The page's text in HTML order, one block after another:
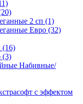
2 сп (1)
Евро (32)
(16)
(3)
Набивные/
с эффектом